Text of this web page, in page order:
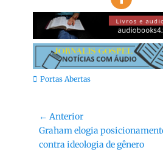
Categorias:
Portas Abertas
Navegação
de
Post
← Anterior
Post
anterior:
Graham elogia
contra ideologia de gênero